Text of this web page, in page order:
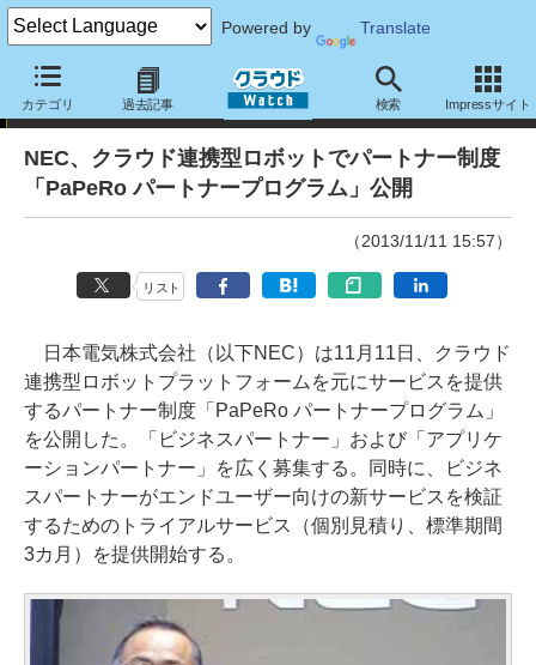
Powered by Translate
カテゴリ 過去記事 検索 Impressサイト
ニュース
NEC、クラウド連携型ロボットでパートナー制度
「PaPeRo パートナープログラム」公開
（2013/11/11 15:57）
リスト
日本電気株式会社（以下NEC）は11月11日、クラウド
連携型ロボットプラットフォームを元にサービスを提供
するパートナー制度「PaPeRo パートナープログラム」
を公開した。「ビジネスパートナー」および「アプリケ
ーションパートナー」を広く募集する。同時に、ビジネ
スパートナーがエンドユーザー向けの新サービスを検証
するためのトライアルサービス（個別見積り、標準期間
3カ月）を提供開始する。